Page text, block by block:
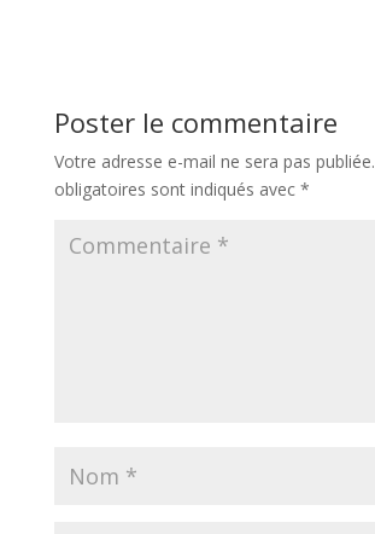
Poster le commentaire
Votre adresse e-mail ne sera pas publiée.
obligatoires sont indiqués avec *